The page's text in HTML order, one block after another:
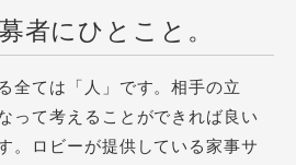
者にひとこと。
全ては「人」です。相手の立
って考えることができれば良い
。ロビーが提供している家事サ